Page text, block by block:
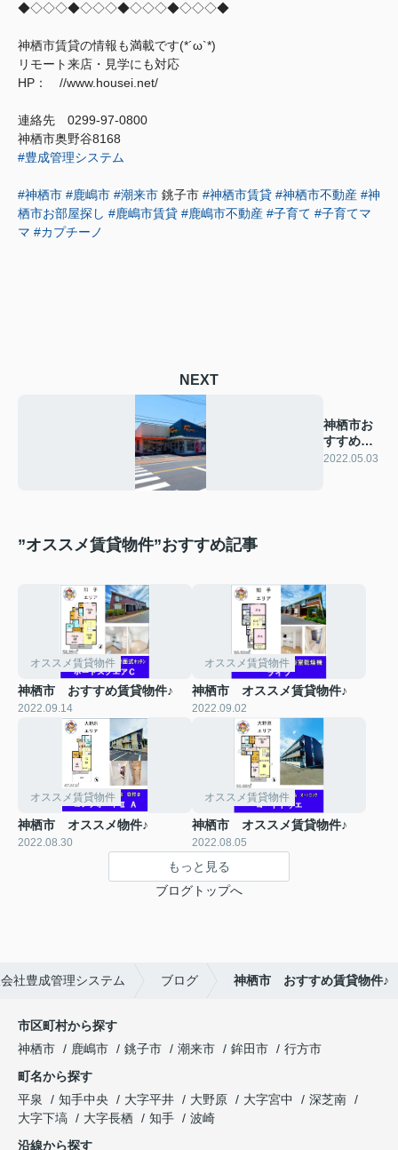
◆◇◇◇◆◇◇◇◆◇◇◇◆◇◇◇◆
神栖市賃貸の情報も満載です(*´ω`*)
リモート来店・見学にも対応
HP： //www.housei.net/
連絡先 0299‐97‐0800
神栖市奥野谷8168
#豊成管理システム
#神栖市 #鹿嶋市 #潮来市 銚子市 #神栖市賃貸 #神栖市不動産 #神
栖市お部屋探し #鹿嶋市賃貸 #鹿嶋市不動産 #子育て #子育てマ
マ #カプチーノ
NEXT
神栖市お
すすめの
お店
2022.05.03
”オススメ賃貸物件”おすすめ記事
オススメ賃貸物件
神栖市 おすすめ賃貸物件♪
2022.09.14
オススメ賃貸物件
神栖市 オススメ賃貸物件♪
2022.09.02
オススメ賃貸物件
神栖市 オススメ物件♪
2022.08.30
オススメ賃貸物件
神栖市 オススメ賃貸物件♪
2022.08.05
もっと見る
ブログトップへ
社豊成管理システム ブログ 神栖市 おすすめ賃貸物件♪
市区町村から探す
神栖市
鹿嶋市 銚子市 潮来市 鉾田市
行方市
町名から探す
平泉
知手中央 大字平井 大野原 大字宮中
深芝南
大字下塙
大字長栖 知手
波崎
沿線から探す